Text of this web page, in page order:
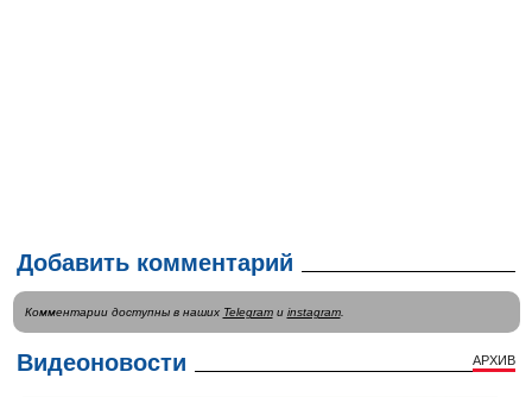
Добавить комментарий
Комментарии доступны в наших Telegramи instagram.
Видеоновости АРХИВ